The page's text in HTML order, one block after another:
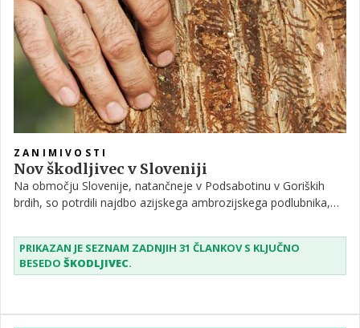
ZANIMIVOSTI
Nov škodljivec v Sloveniji
Na območju Slovenije, natančneje v Podsabotinu v Goriških
brdih, so potrdili najdbo azijskega ambrozijskega podlubnika,
rovnih sistemov pod lubjem in v lesu ter vnosom simbiotske
glive povzroča poškodbe na drevesih. Rastlina lahko zaradi
tovrstne izčrpanosti propade.
PRIKAZAN JE SEZNAM ZADNJIH 31 ČLANKOV S KLJUČNO
BESEDO ŠKODLJIVEC.